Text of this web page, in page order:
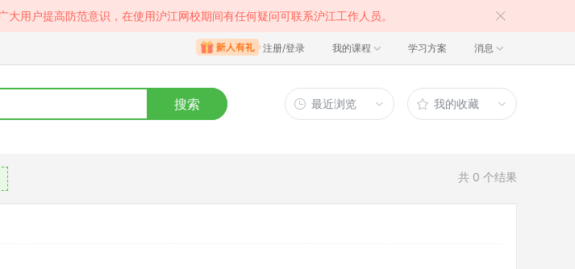
用户提高防范意识，在使用沪江网校期间有任何疑问可联系沪江工作人员。
注册/登录 我的课程 学习方案 消息
搜索 最近浏览 我的收藏
共 0 个结果